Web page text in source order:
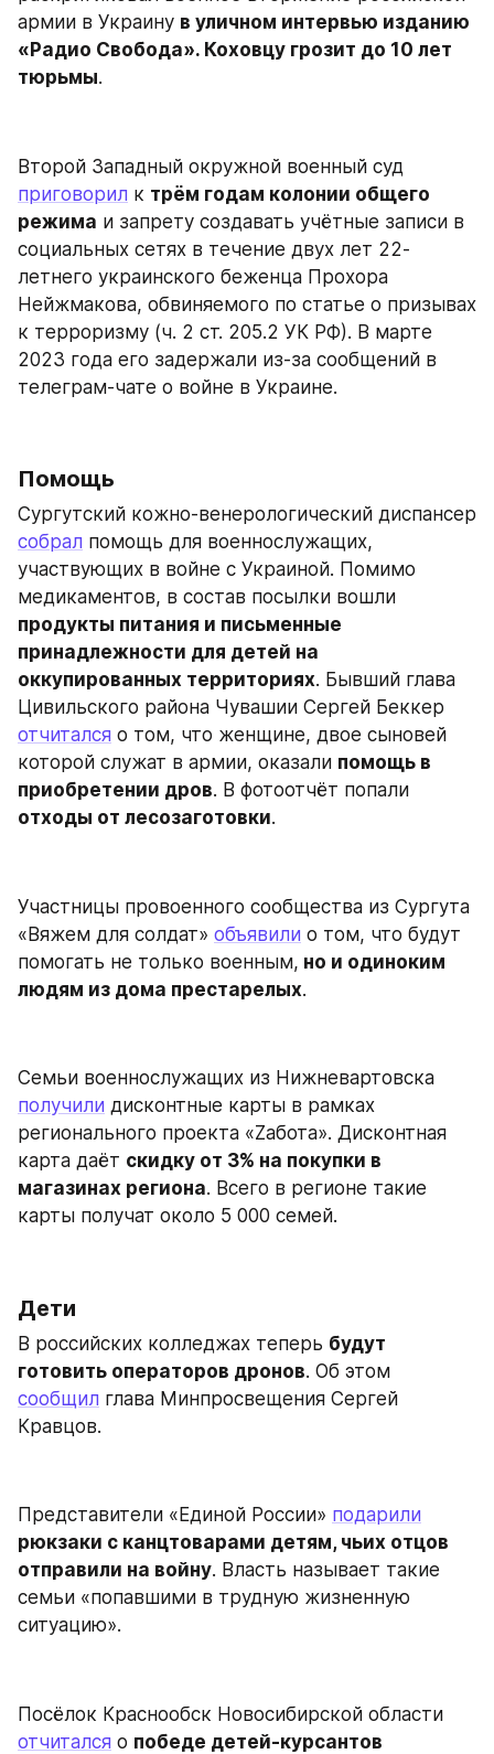
армии в Украину в уличном интервью изданию
«Радио Свобода». Коховцу грозит до 10 лет
тюрьмы.
приговорил к трём годам колонии общего
режима и запрету создавать учётные записи в
социальных сетях в течение двух лет 22-
летнего украинского беженца Прохора
Нейжмакова, обвиняемого по статье о призывах
к терроризму (ч. 2 ст. 205.2 УК РФ). В марте
2023 года его задержали из-за сообщений в
телеграм-чате о войне в Украине.
Помощь
собрал помощь для военнослужащих,
участвующих в войне с Украиной. Помимо
продукты питания и письменные
принадлежности для детей на
оккупированных территориях. Бывший глава
отчитался о том, что женщине, двое сыновей
которой служат в армии, оказали помощь в
приобретении дров
отходы от лесозаготовки.
Участницы провоенного сообщества из Сургута
«Вяжем для солдат» объявили о том, что будут
помогать не только военным, но и одиноким
людям из дома престарелых.
получили дисконтные карты в рамках
регионального проекта «Zабота». Дисконтная
карта даёт скидку от 3% на покупки в
магазинах региона. Всего в регионе такие
карты получат около 5 000 семей.
Дети
В российских колледжах теперь будут
готовить операторов дронов
сообщил глава Минпросвещения Сергей
Кравцов.
Представители «Единой России» подарили
рюкзаки с канцтоварами детям, чьих отцов
отправили на войну. Власть называет такие
семьи «попавшими в трудную жизненную
ситуацию».
отчитался о победе детей-курсантов